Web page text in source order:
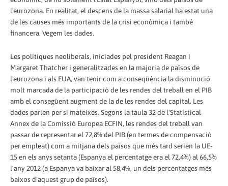
l'eurozona. En realitat, el descens de la massa salarial ha estat una
de les causes més importants de la crisi econòmica i també
financera. Vegem les dades.
Les polítiques neoliberals, iniciades pel president Reagan i
Margaret Thatcher i generalitzades en la majoria de països de
l'eurozona i als EUA, van tenir com a conseqüència la disminució
molt marcada de la participació de les rendes del treball en el PIB
amb el consegüent augment de la de les rendes del capital. Les
dades parlen per si mateixes. Segons la taula 32 de l'Statistical
Annex de la Comissió Europea ECFIN, les rendes del treball van
passar de representar el 72,8% del PIB (en termes de compensació
per empleat) com a mitjana dels països que més tard serien la UE-
15 en els anys setanta (Espanya el percentatge era el 72,4%) al 66,5%
l'any 2012 (a Espanya va baixar al 58,4%, un dels percentatges més
baixos d'aquest grup de països).